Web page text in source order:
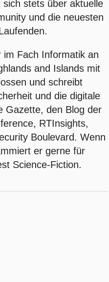
stets über aktuelle
und die neuesten
im Fach Informatik an
and Islands mit
und schreibt
und die digitale
Gazette, den Blog der
RTInsights,
Boulevard. Wenn
er gerne für
Science-Fiction.